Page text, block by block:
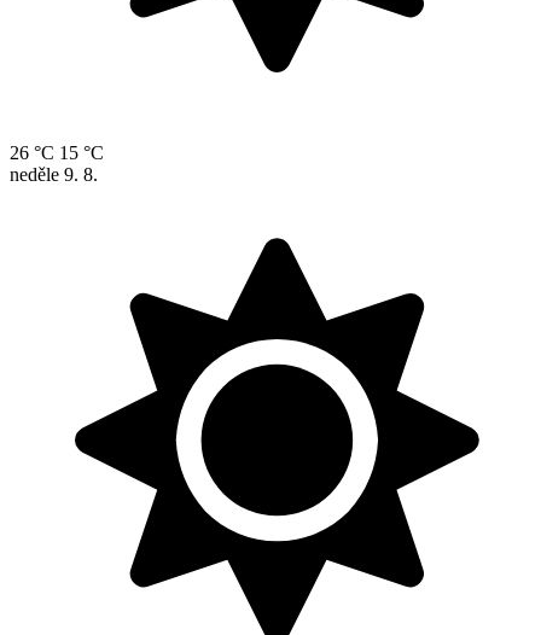
26 °C 15 °C
neděle 9. 8.